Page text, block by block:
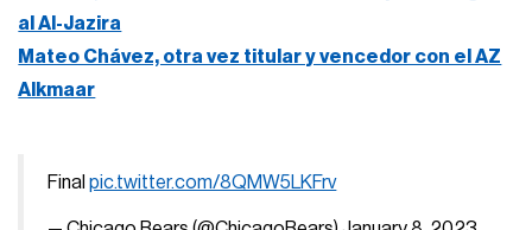
al Al-Jazira
Mateo Chávez, otra vez titular y vencedor con el AZ
Alkmaar
Finalpic.twitter.com/8QMW5LKFrv